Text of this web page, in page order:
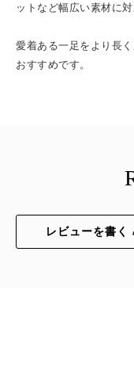
ットなど幅広い素材に対
愛着ある一足をより長
おすすめです。
レビューを書く